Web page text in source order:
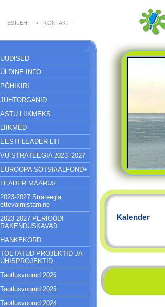
ESILEHT • KONTAKT
UUDISED
ÜLDINE INFO
PÕHIKIRI
JUHTORGANID
ASTU LIIKMEKS
LIIKMED
EESTI LEADER LIIT
VÜ STRATEEGIA 2023–2027
EUROOPA SOTSIAALFOND+
LEADER MÄÄRUS
2023-2027 Strateegia
ettevalmistamine
2023-2027 PERIOODI
RAKENDUSKAVAD
HANKEKORD
TOETATUD PROJEKTID JA
ÜHISPROJEKTID
Taotlusvoorud 2026
Taotlusvoorud 2025
Taotlusvoorud 2024
Kalender